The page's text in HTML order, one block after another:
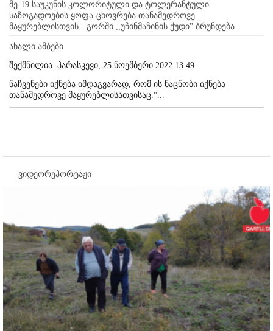
მე-19 საუკუნის კოლორიტული და ტოლერანტული
საზოგადოების ყოფა-ცხოვრება თანამედროვე
მაყურებლისთვის - გორში ,,უჩინმაჩინის ქუდი'' ბრუნდება
ახალი ამბები
შექმნილია: პარასკევი, 25 ნოემბერი 2022 13:49
ნაჩვენები იქნება იმდაგვარად, რომ ის ნაცნობი იქნება
თანამედროვე მაყურებლისათვისაც.''...
ვიდეორეპორტაჟი